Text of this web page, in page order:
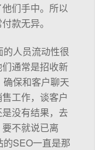
们手中。所以
款无异。
人员流动性很
通常是招收新
保和客户聊天
工作，谈客户
没有结果，去
不就说已离
SEO一直是那